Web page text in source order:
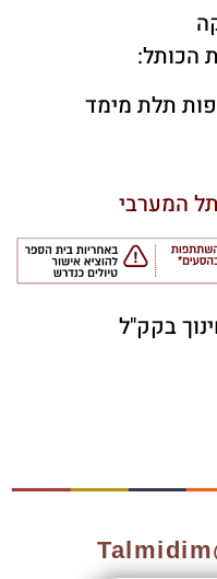
הכותל:
תלת מימד
המערבי
בקק"ל